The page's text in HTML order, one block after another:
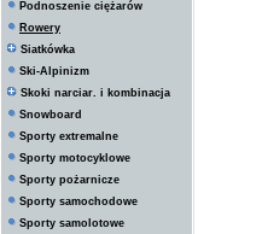
Podnoszenie ciężarów
Rowery
Siatkówka
Ski-Alpinizm
Skoki narciar. i kombinacja
Snowboard
Sporty extremalne
Sporty motocyklowe
Sporty pożarnicze
Sporty samochodowe
Sporty samolotowe